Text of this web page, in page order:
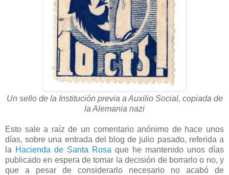
Un sello de la Institución previa a Auxilio Social, copiada de
la Alemania nazi
Esto sale a raíz de un comentario anónimo de hace unos
días, sobre una entrada del blog de julio pasado, referida a
la Hacienda de Santa Rosa que he mantenido unos días
publicado en espera de tomar la decisión de borrarlo o no, y
que a pesar de considerarlo necesario no acabó de